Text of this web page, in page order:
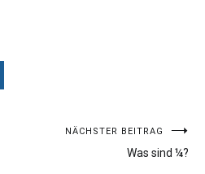
NÄCHSTER BEITRAG
Was sind ¼?